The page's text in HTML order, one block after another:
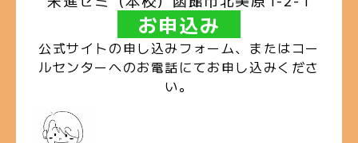
お申込み
公式サイトの申し込みフォーム、またはコー
ルセンターへのお電話にてお申し込みくださ
い。